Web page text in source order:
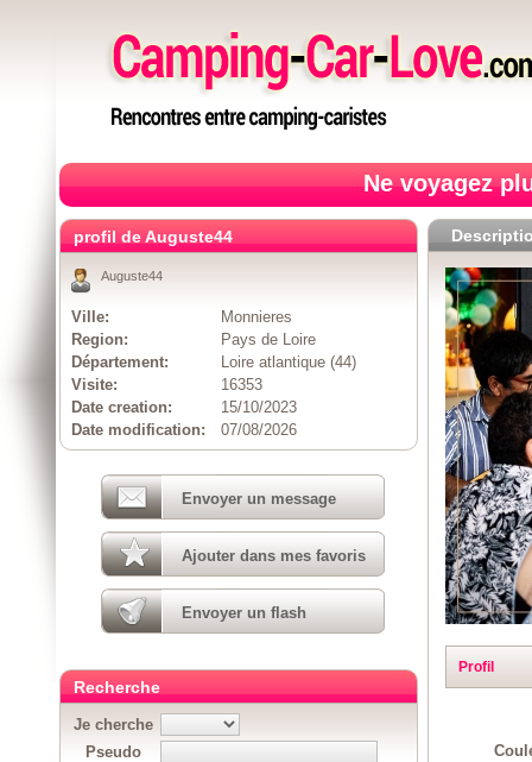
Ne voyagez
Profil
profil de Auguste44
Auguste44
Ville:
Monnieres
Region:
Pays de Loire
Département:
Loire atlantique (44)
Visite:
16353
Date creation:
15/10/2023
Date modification:
07/08/2026
Envoyer un message
Ajouter dans mes favoris
Envoyer un flash
Recherche
Je cherche
Pseudo